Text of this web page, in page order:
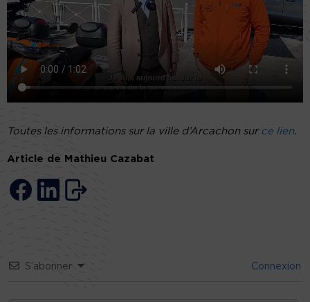
Toutes les informations sur la ville d’Arcachon sur ce lien.
Article de Mathieu Cazabat
S’abonner Connexion